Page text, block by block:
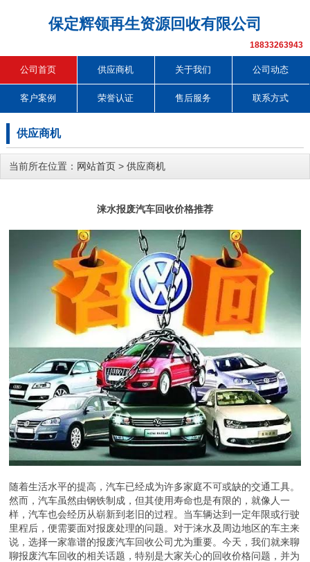
保定辉领再生资源回收有限公司
18833263943
公司首页 供应商机 关于我们 公司动态
客户案例 荣誉认证 售后服务 联系方式
供应商机
当前所在位置： 网站首页 > 供应商机
涞水报废汽车回收价格推荐
随着生活水平的提高，汽车已经成为许多家庭不可或缺的交通工具。
然而，汽车虽然由钢铁制成，但其使用寿命也是有限的，就像人一
样，汽车也会经历从崭新到老旧的过程。当车辆达到一定年限或行驶
里程后，便需要面对报废处理的问题。对于涞水及周边地区的车主来
说，选择一家靠谱的报废汽车回收公司尤为重要。今天，我们就来聊
聊报废汽车回收的相关话题，特别是大家关心的回收价格问题，并为